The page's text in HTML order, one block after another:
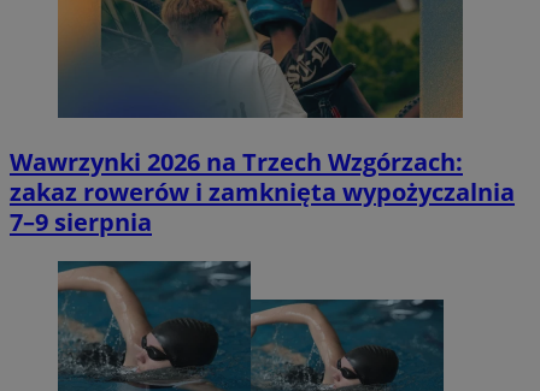
Wawrzynki 2026 na Trzech Wzgórzach:
zakaz rowerów i zamknięta wypożyczalnia
7–9 sierpnia